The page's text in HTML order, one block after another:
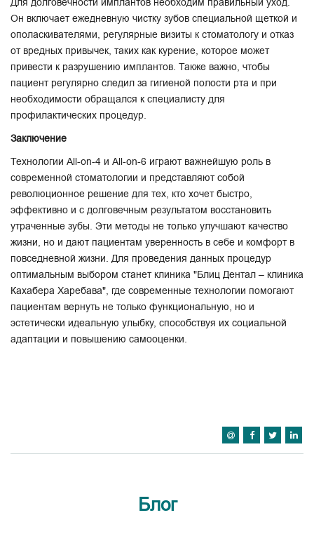
Он включает ежедневную чистку зубов специальной щеткой и
ополаскивателями, регулярные визиты к стоматологу и отказ
от вредных привычек, таких как курение, которое может
привести к разрушению имплантов. Также важно, чтобы
пациент регулярно следил за гигиеной полости рта и при
необходимости обращался к специалисту для
профилактических процедур.
Заключение
Технологии All-on-4 и All-on-6 играют важнейшую роль в
современной стоматологии и представляют собой
революционное решение для тех, кто хочет быстро,
эффективно и с долговечным результатом восстановить
утраченные зубы. Эти методы не только улучшают качество
жизни, но и дают пациентам уверенность в себе и комфорт в
повседневной жизни. Для проведения данных процедур
оптимальным выбором станет клиника "Блиц Дентал – клиника
Кахабера Харебава", где современные технологии помогают
пациентам вернуть не только функциональную, но и
эстетически идеальную улыбку, способствуя их социальной
адаптации и повышению самооценки.
Блог